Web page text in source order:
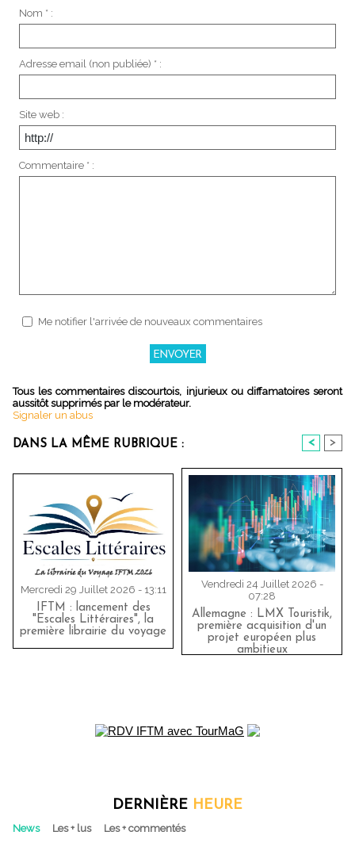
Nom * :
Adresse email (non publiée) * :
Site web :
Commentaire * :
Me notifier l'arrivée de nouveaux commentaires
Tous les commentaires discourtois, injurieux ou diffamatoires seront
aussitôt supprimés par le modérateur.
Signaler un abus
DANS LA MÊME RUBRIQUE : < >
Mercredi 29 Juillet 2026 - 13:11
IFTM : lancement des
"Escales Littéraires", la
première librairie du voyage
Vendredi 24 Juillet 2026 -
07:28
Allemagne : LMX Touristik,
première acquisition d'un
projet européen plus
ambitieux
DERNIÈRE HEURE
News Les + lus Les + commentés